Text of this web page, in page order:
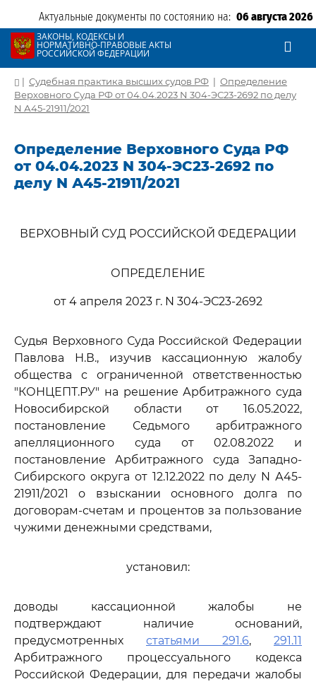
Актуальные документы по состоянию на: 06 августа 2026
ЗАКОНЫ, КОДЕКСЫ И
НОРМАТИВНО-ПРАВОВЫЕ АКТЫ
РОССИЙСКОЙ ФЕДЕРАЦИИ
| Судебная практика высших судов РФ | Определение
Верховного Суда РФ от 04.04.2023 N 304-ЭС23-2692 по делу
N А45-21911/2021
Определение Верховного Суда РФ
от 04.04.2023 N 304-ЭС23-2692 по
делу N А45-21911/2021
ВЕРХОВНЫЙ СУД РОССИЙСКОЙ ФЕДЕРАЦИИ
ОПРЕДЕЛЕНИЕ
от 4 апреля 2023 г. N 304-ЭС23-2692
Судья Верховного Суда Российской Федерации
Павлова Н.В., изучив кассационную жалобу
общества с ограниченной ответственностью
"КОНЦЕПТ.РУ" на решение Арбитражного суда
Новосибирской области от 16.05.2022,
постановление Седьмого арбитражного
апелляционного суда от 02.08.2022 и
постановление Арбитражного суда Западно-
Сибирского округа от 12.12.2022 по делу N А45-
21911/2021 о взыскании основного долга по
договорам-счетам и процентов за пользование
чужими денежными средствами,
установил:
доводы кассационной жалобы не
подтверждают наличие оснований,
предусмотренных статьями 291.6, 291.11
Арбитражного процессуального кодекса
Российской Федерации, для передачи жалобы